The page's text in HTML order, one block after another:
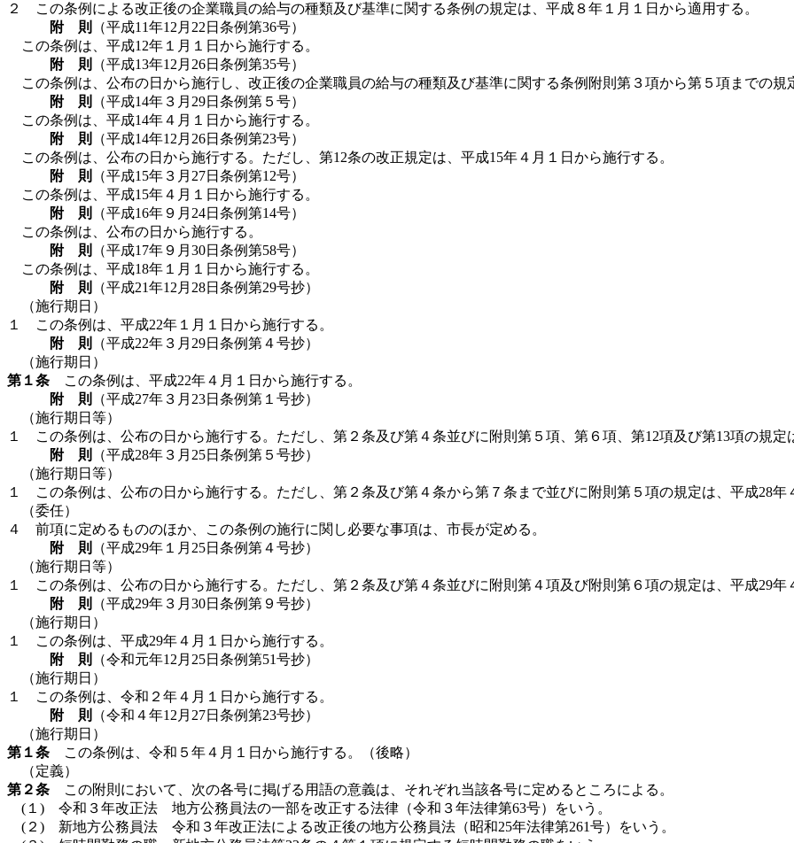
２ この条例による改正後の企業職員の給与の種類及び基準に関する条例の規定は、平成８年１月１日から適用する。
附 則
（平成11年12月22日条例第36号）
この条例は、平成12年１月１日から施行する。
附 則
（平成13年12月26日条例第35号）
この条例は、公布の日から施行し、改正後の企業職員の給与の種類及び基準に関する条例附則第３項から第５項までの
附 則
（平成14年３月29日条例第５号）
この条例は、平成14年４月１日から施行する。
附 則
（平成14年12月26日条例第23号）
この条例は、公布の日から施行する。ただし、第12条の改正規定は、平成15年４月１日から施行する。
附 則
（平成15年３月27日条例第12号）
この条例は、平成15年４月１日から施行する。
附 則
（平成16年９月24日条例第14号）
この条例は、公布の日から施行する。
附 則
（平成17年９月30日条例第58号）
この条例は、平成18年１月１日から施行する。
附 則
（平成21年12月28日条例第29号抄）
（施行期日）
１ この条例は、平成22年１月１日から施行する。
附 則
（平成22年３月29日条例第４号抄）
（施行期日）
第１条 この条例は、平成22年４月１日から施行する。
附 則
（平成27年３月23日条例第１号抄）
（施行期日等）
１ この条例は、公布の日から施行する。ただし、第２条及び第４条並びに附則第５項、第６項、第12項及び第13項の規定
附 則
（平成28年３月25日条例第５号抄）
（施行期日等）
１ この条例は、公布の日から施行する。ただし、第２条及び第４条から第７条まで並びに附則第５項の規定は、平成28年
（委任）
４ 前項に定めるもののほか、この条例の施行に関し必要な事項は、市長が定める。
附 則
（平成29年１月25日条例第４号抄）
（施行期日等）
１ この条例は、公布の日から施行する。ただし、第２条及び第４条並びに附則第４項及び附則第６項の規定は、平成29年
附 則
（平成29年３月30日条例第９号抄）
（施行期日）
１ この条例は、平成29年４月１日から施行する。
附 則
（令和元年12月25日条例第51号抄）
（施行期日）
１ この条例は、令和２年４月１日から施行する。
附 則
（令和４年12月27日条例第23号抄）
（施行期日）
第１条 この条例は、令和５年４月１日から施行する。（後略）
（定義）
第２条 この附則において、次の各号に掲げる用語の意義は、それぞれ当該各号に定めるところによる。
(１) 令和３年改正法 地方公務員法の一部を改正する法律（令和３年法律第63号）をいう。
(２) 新地方公務員法 令和３年改正法による改正後の地方公務員法（昭和25年法律第261号）をいう。